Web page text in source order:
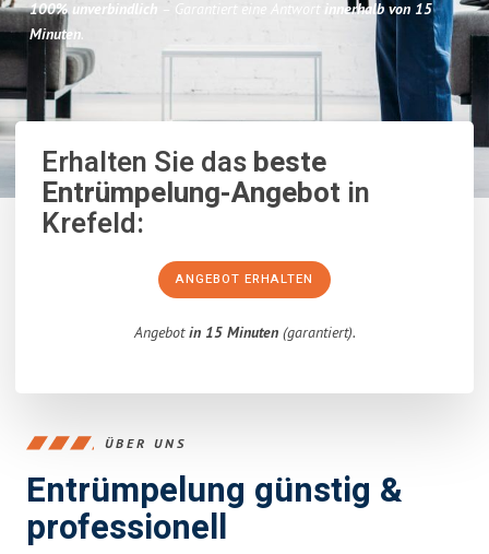
100% unverbindlich – Garantiert eine Antwort innerhalb von 15
Minuten.
Erhalten Sie dasbeste
Entrümpelung-Angebot in
Krefeld:
ANGEBOT ERHALTEN
Angebotin 15 Minuten(garantiert).
ÜBER UNS
Entrümpelung günstig &
professionell